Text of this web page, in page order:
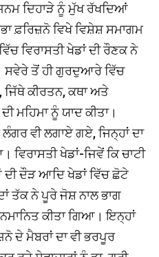
ਦਿਹਾੜੇ ਨੂੰ ਮੁੱਖ ਰੱਖਦਿਆਂ
ਫ਼ਰਿਜ਼ਨੋ ਵਿਖੇ ਵਿਸ਼ੇਸ਼ ਸਮਾਗਮ
ਵਿਰਾਸਤੀ ਖੇਡਾਂ ਦੀ ਰੌਣਕ ਨੇ
ਤੋਂ ਹੀ ਗੁਰਦੁਆਰੇ ਵਿੱਚ
ਜਿੱਥੇ ਕੀਰਤਨ, ਕਥਾ ਅਤੇ
ਮਹਿਮਾ ਨੂੰ ਯਾਦ ਕੀਤਾ।
ਵੀ ਲਗਾਏ ਗਏ, ਜਿਨ੍ਹਾਂ ਦਾ
ਖੇਡਾਂ-ਜਿਵੇਂ ਕਿ ਚਾਟੀ
ਦੌੜ ਆਦਿ ਖੇਡਾਂ ਵਿੱਚ ਛੋਟੇ
ਤੱਕ ਨੇ ਪੂਰੇ ਜੋਸ਼ ਨਾਲ ਭਾਗ
ਕੀਤਾ ਗਿਆ। ਇਨ੍ਹਾਂ
ਦੇ ਮੈਬਰਾਂ ਦਾ ਵੀ ਭਰਪੂਰ